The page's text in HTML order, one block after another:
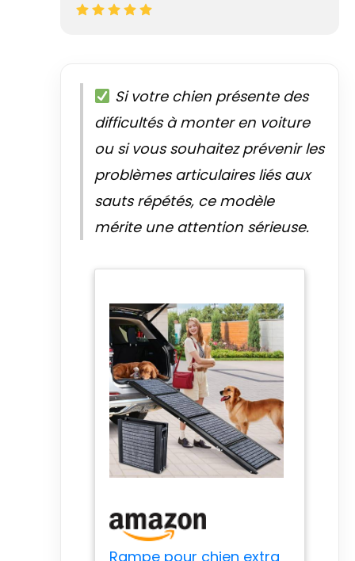
Si votre chien présente des
difficultés à monter en voiture
ou si vous souhaitez prévenir les
problèmes articulaires liés aux
sauts répétés, ce modèle
mérite une attention sérieuse.
Rampe pour chien extra